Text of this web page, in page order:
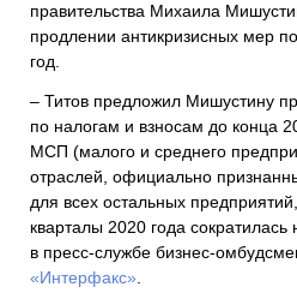
правительства Михаила
продлении антикризисных мер
год.
– Титов предложил Мишустину
по налогам и взносам до конца
МСП (малого и среднего
отраслей, официально
для всех остальных
кварталы 2020 года
в пресс-службе бизнес-
«Интерфакс».